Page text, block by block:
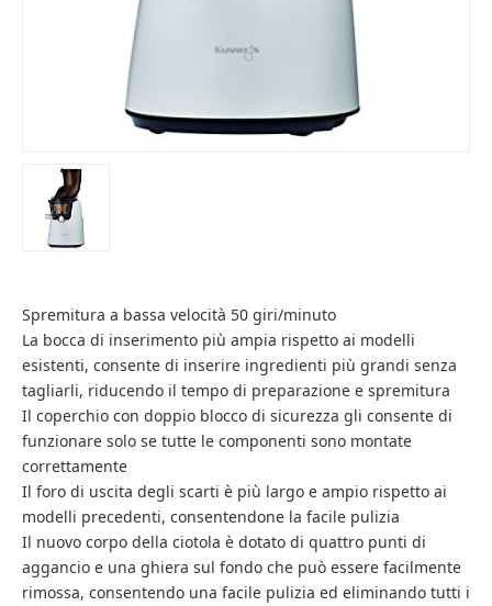
Spremitura a bassa velocità 50 giri/minuto
La bocca di inserimento più ampia rispetto ai modelli
esistenti, consente di inserire ingredienti più grandi senza
tagliarli, riducendo il tempo di preparazione e spremitura
Il coperchio con doppio blocco di sicurezza gli consente di
funzionare solo se tutte le componenti sono montate
correttamente
Il foro di uscita degli scarti è più largo e ampio rispetto ai
modelli precedenti, consentendone la facile pulizia
Il nuovo corpo della ciotola è dotato di quattro punti di
aggancio e una ghiera sul fondo che può essere facilmente
rimossa, consentendo una facile pulizia ed eliminando tutti i